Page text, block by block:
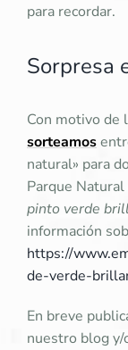
para recordar.
Sorpresa
Con motivo de
sorteamos
natural» para
Parque Natural
pinto verde
información
https://
de-verde-
En breve
nuestro blog y/